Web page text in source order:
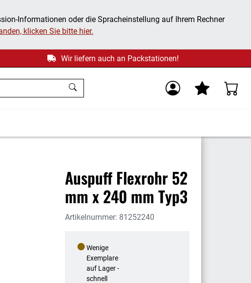
Informationen oder die Spracheinstellung auf Ihrem Rechner
klicken Sie bitte hier.
Wir liefern auch an Packstationen!
Auspuff Flexrohr 52
mm x 240 mm Typ3
Artikelnummer: 81252240
●Wenige
Exemplare
auf Lager -
schnell